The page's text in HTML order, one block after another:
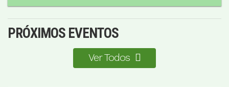
PRÓXIMOS EVENTOS
Ver Todos